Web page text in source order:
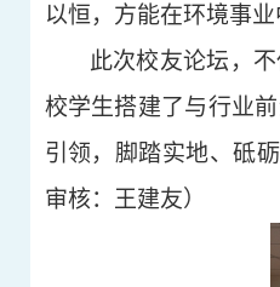
以恒，方能在环境事
此次校友论坛，
校学生搭建了与行业
引领，脚踏实地、砥
审核：王建友）